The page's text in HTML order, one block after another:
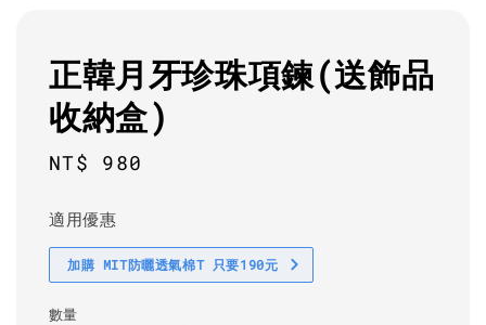
正韓月牙珍珠項鍊(送飾品
收納盒)
Regular
NT$ 980
適用優惠
加購 MIT防曬透氣棉T 只要190元
數量